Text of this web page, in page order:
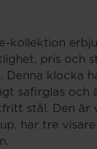
kollektion
pris och
Denna klocka
safirglas och
stål. Den är
har tre